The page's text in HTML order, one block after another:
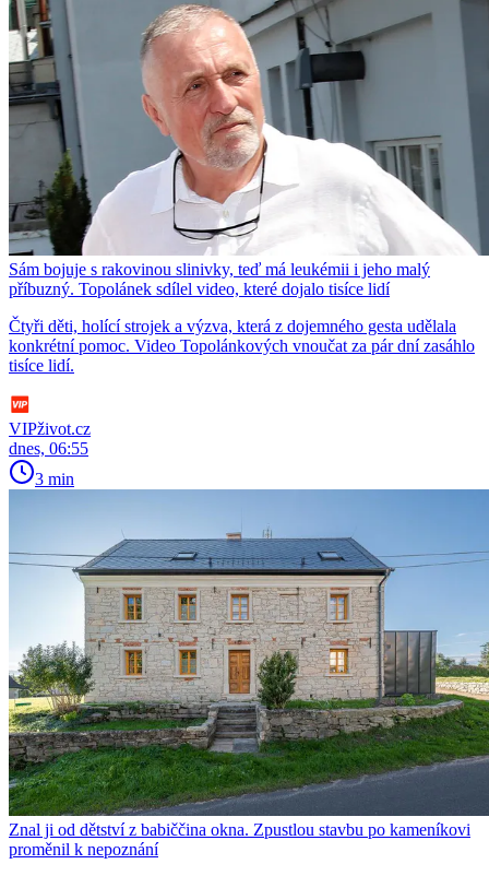
Sám bojuje s rakovinou slinivky, teď má leukémii i jeho malý
příbuzný. Topolánek sdílel video, které dojalo tisíce lidí
Čtyři děti, holící strojek a výzva, která z dojemného gesta udělala
konkrétní pomoc. Video Topolánkových vnoučat za pár dní zasáhlo
tisíce lidí.
VIPživot.cz
dnes, 06:55
3 min
Znal ji od dětství z babiččina okna. Zpustlou stavbu po kameníkovi
proměnil k nepoznání